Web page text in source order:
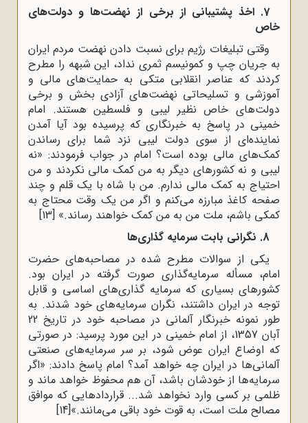
7. اخذ پشتیبانی از برخی از نهضت‌ها و دولت‌های
خاص
وقتی تبلیغات رژیم برای نسبت دادن نهضت مردم ایران
به جریان چپ و کمونیسم ثمری نداد، این شبهه را مطرح
کردند که عناصر انقلابی متکی به حمایت‌های مالی و
آموزشی و تسلیحاتی نهضت‌های آزادی بخش و برخی
دولت‌های خاص نظیر لیبی و فلسطین هستند. امام
خمینی در پاسخ به خبرنگاری که پرسیده بود آیا آمدن
نماینده‌ای از سوی دولت لیبی نزد شما برای رساندن
کمک‌های مالی بوده است؟ امام در جواب فرمودند: «نه
لیبی و نه کشورهای دیگر به من کمک مالی نکردند و من
احتیاج به کمک مالی ندارم. من با شاه با یک قلم و چند
صفحه کاغذ مبارزه می‌کنم و اگر من یک وقت محتاج به
کمکی باشم، ملت من به من کمک خواهند رساند.» [13]
8. نگرانی بابت سرمایه گذاری‌ها
یکی از سوالات مطرح شده در مصاحبه‌های حضرت
امام، مسأله سرمایه‌گذاری صورت گرفته در ایران بود.
کشورهای بسیاری که سرمایه گذاری‌های اساسی و قابل
توجه در ایران داشتند، نگران سرمایه‌های خود شدند. به
طور نمونه خبرنگار آلمانی در مصاحبه خود در تاریخ 22
آبان 1357، از امام خمینی در این مورد پرسید: در صورتی
که اوضاع ایران عوض شود، بر سر سرمایه‌های صنعتی
آلمانی‌ها در ایران چه خواهد آمد؟ امام پاسخ دادند: «اگر
سرمایه‌ها از خودشان باشد، آن هم محفوظ خواهد ماند و
ظلمی بر کسی وارد نخواهد شد... قراردادهایی که موافق
مصالح ملت است، به قوت خود باقی می‌مانند.»[14]